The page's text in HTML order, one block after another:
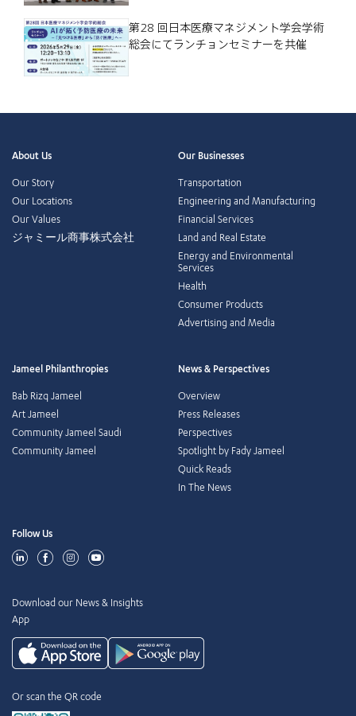
第28 回日本医療マネジメント学会学術
総会にてランチョンセミナーを共催
About Us
Our Story
Our Locations
Our Values
ジャミール商事株式会社
Our Businesses
Transportation
Engineering and Manufacturing
Financial Services
Land and Real Estate
Energy and Environmental
Services
Health
Consumer Products
Advertising and Media
Jameel Philanthropies
Bab Rizq Jameel
Art Jameel
Community Jameel Saudi
Community Jameel
News & Perspectives
Overview
Press Releases
Perspectives
Spotlight by Fady Jameel
Quick Reads
In The News
Follow Us
Download our News & Insights
App
Or scan the QR code